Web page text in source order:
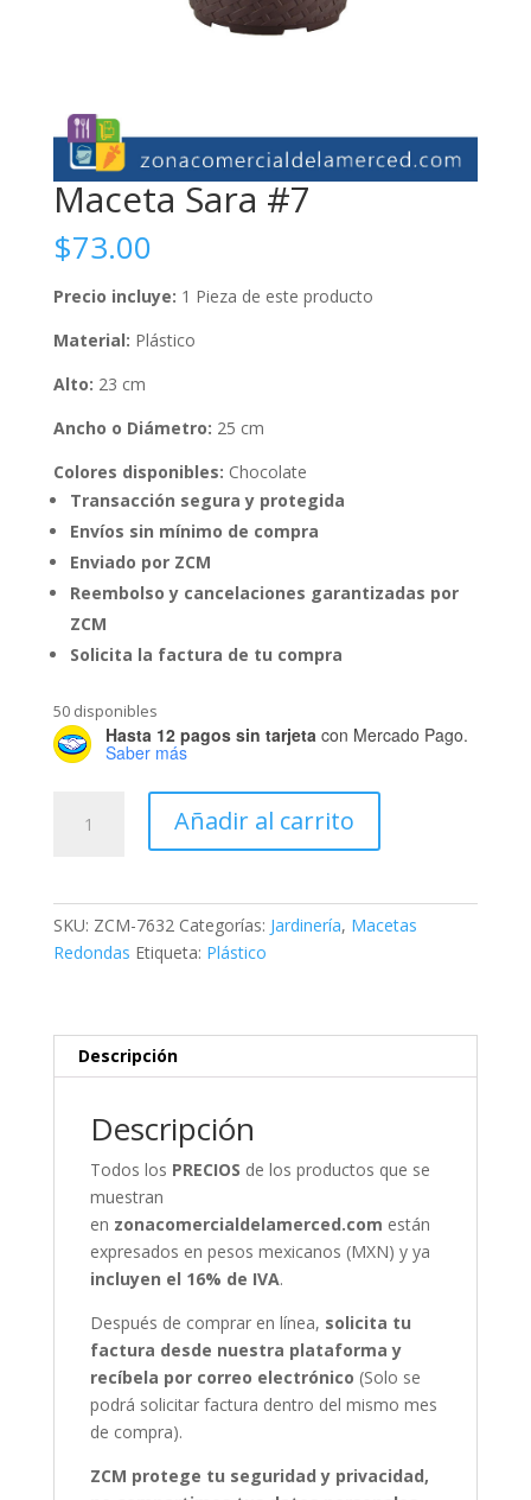
Maceta Sara #7
$73.00
Precio incluye: 1 Pieza de este producto
Material: Plástico
Alto: 23 cm
Ancho o Diámetro: 25 cm
Colores disponibles: Chocolate
Transacción segura y protegida
Envíos sin mínimo de compra
Enviado por ZCM
Reembolso y cancelaciones garantizadas por
ZCM
Solicita la factura de tu compra
50 disponibles
Hasta 12 pagos sin tarjetacon Mercado Pago.
Saber más
Añadir al carrito
SKU: ZCM-7632 Categorías: Jardinería, Macetas
Redondas Etiqueta: Plástico
Descripción
Descripción
Todos los PRECIOS de los productos que se
muestran
en zonacomercialdelamerced.com están
expresados en pesos mexicanos (MXN) y ya
incluyen el 16% de IVA.
Después de comprar en línea, solicita tu
factura desde nuestra plataforma y
recíbela por correo electrónico (Solo se
podrá solicitar factura dentro del mismo mes
de compra).
ZCM protege tu seguridad y privacidad,